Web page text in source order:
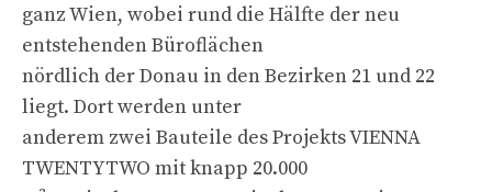
ganz Wien, wobei rund die Hälfte der neu
entstehenden Büroflächen
nördlich der Donau in den Bezirken 21 und 22
liegt. Dort werden unter
anderem zwei Bauteile des Projekts VIENNA
TWENTYTWO mit knapp 20.000